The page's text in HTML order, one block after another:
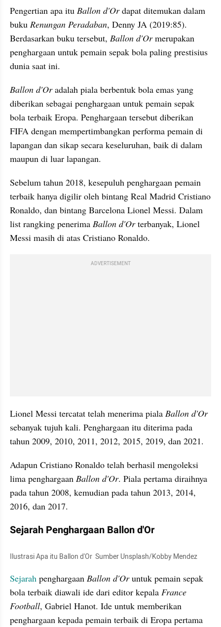
Pengertian apa itu Ballon d'Or dapat ditemukan dalam
buku Renungan Peradaban, Denny JA (2019:85).
Berdasarkan buku tersebut, Ballon d'Or merupakan
penghargaan untuk pemain sepak bola paling prestisius
dunia saat ini.
Ballon d'Or adalah piala berbentuk bola emas yang
diberikan sebagai penghargaan untuk pemain sepak
bola terbaik Eropa. Penghargaan tersebut diberikan
FIFA dengan mempertimbangkan performa pemain di
lapangan dan sikap secara keseluruhan, baik di dalam
maupun di luar lapangan.
Sebelum tahun 2018, kesepuluh penghargaan pemain
terbaik hanya digilir oleh bintang Real Madrid Cristiano
Ronaldo, dan bintang Barcelona Lionel Messi. Dalam
list rangking penerima Ballon d'Or terbanyak, Lionel
Messi masih di atas Cristiano Ronaldo.
ADVERTISEMENT
Lionel Messi tercatat telah menerima piala
Ballon d'Or
sebanyak tujuh kali. Penghargaan itu diterima pada
tahun 2009, 2010, 2011, 2012, 2015, 2019, dan 2021.
Adapun Cristiano Ronaldo telah berhasil mengoleksi
lima penghargaan Ballon d'Or. Piala pertama diraihnya
pada tahun 2008, kemudian pada tahun 2013, 2014,
2016, dan 2017.
Sejarah Penghargaan Ballon d'Or
Ilustrasi Apa itu Ballon d'Or  Sumber Unsplash/Kobby Mendez
Sejarah penghargaan Ballon d'Or untuk pemain sepak
bola terbaik diawali ide dari editor kepala France
Football, Gabriel Hanot. Ide untuk memberikan
penghargaan kepada pemain terbaik di Eropa pertama